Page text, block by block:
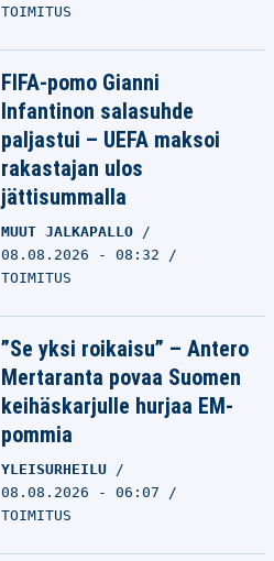
TOIMITUS
FIFA-pomo Gianni
Infantinon salasuhde
paljastui – UEFA maksoi
rakastajan ulos
jättisummalla
MUUT JALKAPALLO
08.08.2026 - 08:32
TOIMITUS
”Se yksi roikaisu” – Antero
Mertaranta povaa Suomen
keihäskarjulle hurjaa EM-
pommia
YLEISURHEILU
08.08.2026 - 06:07
TOIMITUS